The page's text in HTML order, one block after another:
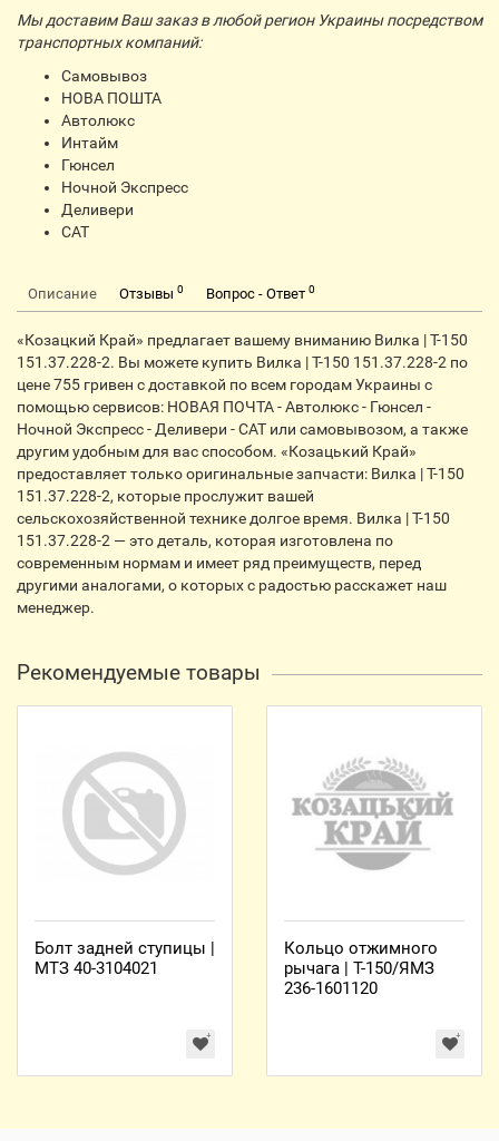
Мы доставим Ваш заказ в любой регион Украины посредством
транспортных компаний:
Самовывоз
НОВА ПОШТА
Автолюкс
Интайм
Гюнсел
Ночной Экспресс
Деливери
CАТ
Описание Отзывы 0 Вопрос - Ответ 0
«Козацкий Край» предлагает вашему вниманию Вилка | Т-150
151.37.228-2. Вы можете купить Вилка | Т-150 151.37.228-2 по
цене 755 гривен с доставкой по всем городам Украины с
помощью сервисов: НОВАЯ ПОЧТА - Автолюкс - Гюнсел -
Ночной Экспресс - Деливери - CАТ или самовывозом, а также
другим удобным для вас способом. «Козацький Край»
предоставляет только оригинальные запчасти: Вилка | Т-150
151.37.228-2, которые прослужит вашей
сельскохозяйственной технике долгое время. Вилка | Т-150
151.37.228-2 — это деталь, которая изготовлена по
современным нормам и имеет ряд преимуществ, перед
другими аналогами, о которых с радостью расскажет наш
менеджер.
Рекомендуемые товары
Болт задней ступицы |
МТЗ 40-3104021
Кольцо отжимного
рычага | Т-150/ЯМЗ
236-1601120